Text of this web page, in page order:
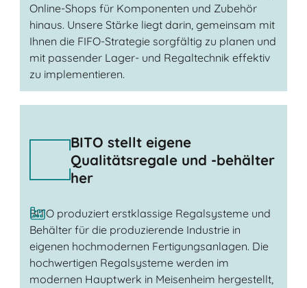
Online-Shops für Komponenten und Zubehör
hinaus. Unsere Stärke liegt darin, gemeinsam mit
Ihnen die FIFO-Strategie sorgfältig zu planen und
mit passender Lager- und Regaltechnik effektiv
zu implementieren.
BITO stellt eigene
Qualitätsregale und -behälter
her
BITO produziert erstklassige Regalsysteme und
Behälter für die produzierende Industrie in
eigenen hochmodernen Fertigungsanlagen. Die
hochwertigen Regalsysteme werden im
modernen Hauptwerk in Meisenheim hergestellt,